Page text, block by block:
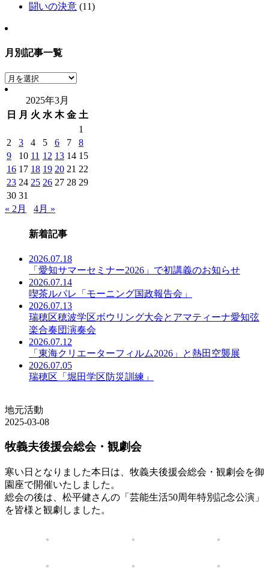
闘いの決意 (11)
月別記事一覧
月
別
事
覧
2025年3月
日
月 火 水 木 金 土
1
2
3 4 5 6 7
8
9
10 11 12 13 14 15
16 17 18 19 20 21 22
23 24 25 26 27 28 29
30 31
« 2月
4月 »
新着記事
2026.07.18
「愛知サマーセミナー2026」で初講義のお知らせ
2026.07.14
喫茶ルパレ「モーニング国政報告会」
2026.07.13
瑞穂区穂波学区ボウリング大会とアマティーナ愛知弦
楽合奏団演奏会
2026.07.12
「東海クリエーターフィルム2026」と熱田空襲展
2026.07.05
瑞穂区「堀田学区防災訓練」
地元活動
2025-03-08
牧義夫後援会総会・観劇会
寒い日となりました本日は、牧義夫後援会総会・観劇会を御
園座で開催いたしました。
総会の後は、松平健さんの「芸能生活50周年特別記念公演」
を皆様と観劇しました。